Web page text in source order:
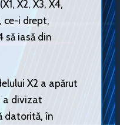
X2, X3, X4,
ce-i drept,
să iasă din
X2 a apărut
a divizat
datorită, în